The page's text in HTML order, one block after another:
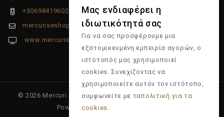
+306984196022
mercuriseshop@gmail.com
www.mercuriseshop.gr
© 2026 Mercuri - Είδη κομμωτηρίου - Επώνυμα προϊόντα -
Powered & Supported by
Μας ενδιαφέρει η
ιδιωτικότητά σας
Για να σας προσφέρουμε μια
εξατομικευμένη εμπειρία αγορών, ο
ιστότοπός μας χρησιμοποιεί
cookies. Συνεχίζοντας να
χρησιμοποιείτε αυτόν τον ιστότοπο,
συμφωνείτε με ταπολιτική για τα
cookies.